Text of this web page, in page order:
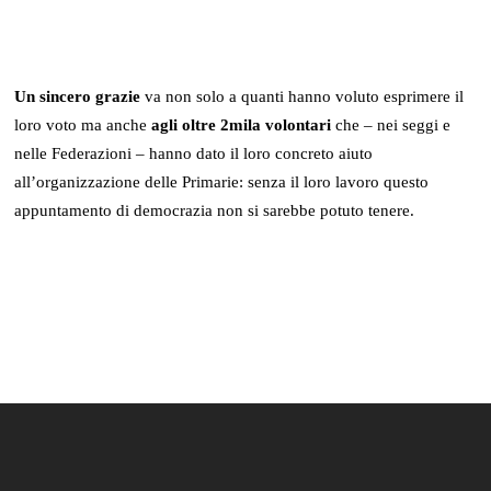
Un sincero grazie va non solo a quanti hanno voluto esprimere il
loro voto ma ancheagli oltre 2mila volontari che – nei seggi e
nelle Federazioni – hanno dato il loro concreto aiuto
all’organizzazione delle Primarie: senza il loro lavoro questo
appuntamento di democrazia non si sarebbe potuto tenere.